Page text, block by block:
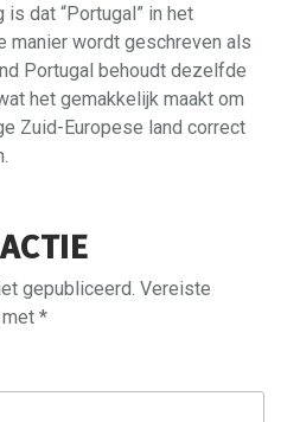
dat “Portugal” in het
manier wordt geschreven als
Portugal behoudt dezelfde
het gemakkelijk maakt om
Zuid-Europese land correct
gepubliceerd. Vereiste
*